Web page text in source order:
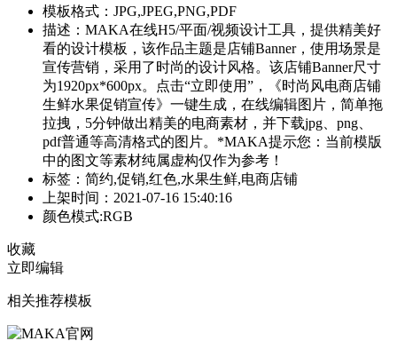
模板格式：JPG,JPEG,PNG,PDF
描述：MAKA在线H5/平面/视频设计工具，提供精美好
看的设计模板，该作品主题是店铺Banner，使用场景是
宣传营销，采用了时尚的设计风格。该店铺Banner尺寸
为1920px*600px。点击“立即使用”，《时尚风电商店铺
生鲜水果促销宣传》一键生成，在线编辑图片，简单拖
拉拽，5分钟做出精美的电商素材，并下载jpg、png、
pdf普通等高清格式的图片。*MAKA提示您：当前模版
中的图文等素材纯属虚构仅作为参考！
标签：简约,促销,红色,水果生鲜,电商店铺
上架时间：2021-07-16 15:40:16
颜色模式:RGB
收藏
立即编辑
相关推荐模板